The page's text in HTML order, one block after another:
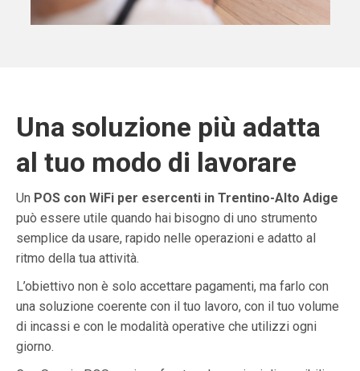
Una soluzione più adatta
al tuo modo di lavorare
Un POS con WiFi per esercenti in Trentino-Alto Adige
può essere utile quando hai bisogno di uno strumento
semplice da usare, rapido nelle operazioni e adatto al
ritmo della tua attività.
L’obiettivo non è solo accettare pagamenti, ma farlo con
una soluzione coerente con il tuo lavoro, con il tuo volume
di incassi e con le modalità operative che utilizzi ogni
giorno.